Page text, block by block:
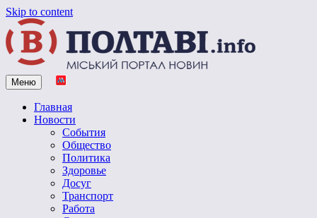
Skip to content
Vpoltave.info
Полтавский портал новостей
Меню
Главная
Новости
События
Общество
Политика
Здоровье
Досуг
Транспорт
Работа